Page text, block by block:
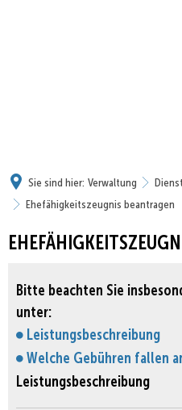
Sie sind hier: Verwaltung
Ehefähigkeitszeugnis beantragen
Bitte beachten Sie
unter:
Leistungsbeschreibung
Welche Gebühren fallen
Leistungsbeschreibung